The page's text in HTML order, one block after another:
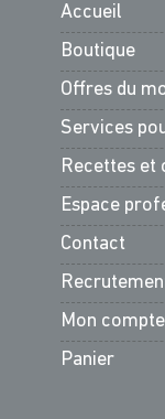
Accueil
Boutique
Offres du
Services
Recettes et
Espace
Contact
Mon compte
Panier